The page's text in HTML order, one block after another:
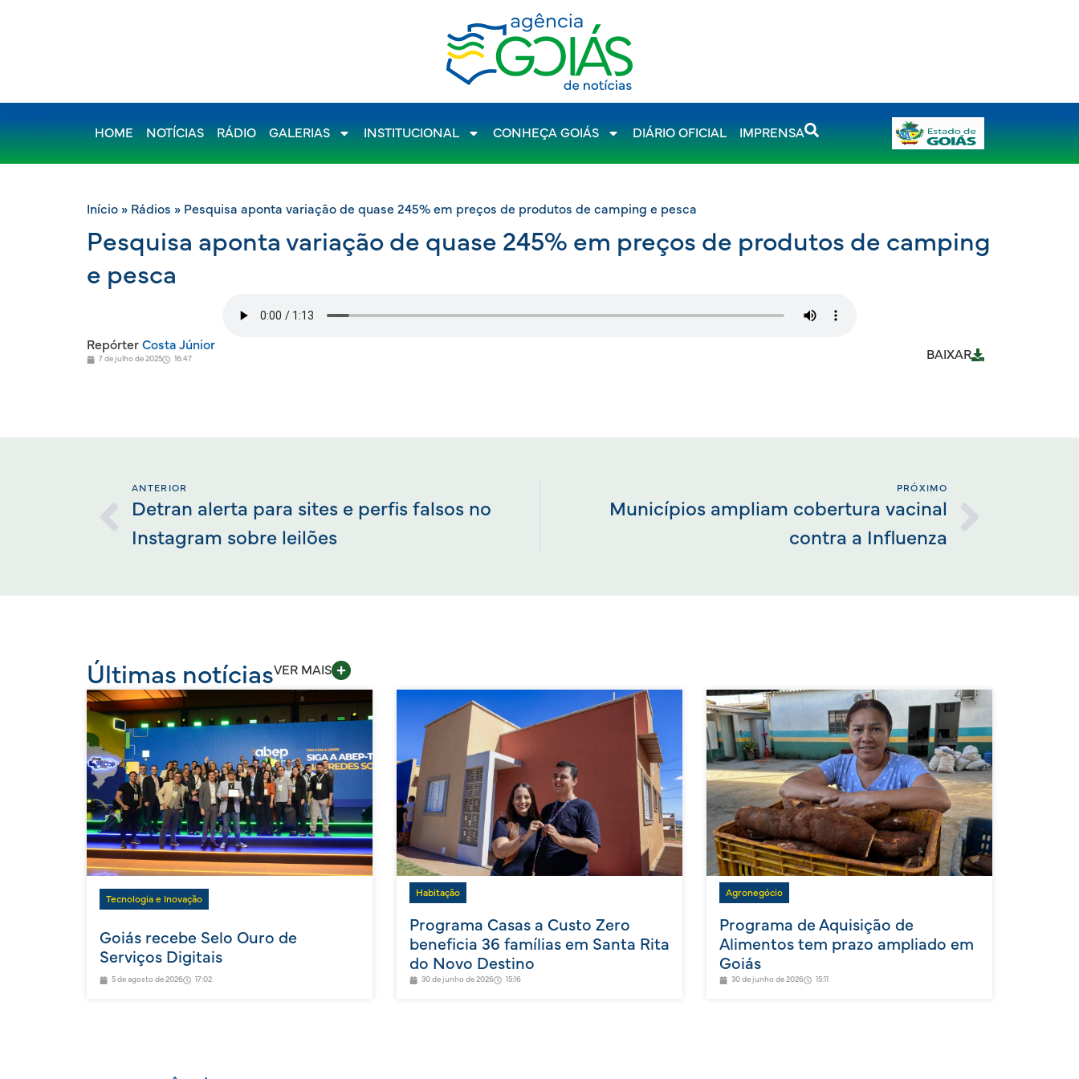
HOME NOTÍCIAS RÁDIO GALERIAS INSTITUCIONAL CONHEÇA GOIÁS DIÁRIO OFICIAL IMPRENSA
Início » Rádios » Pesquisa aponta variação de quase 245% em preços de produtos de camping e pesca
Pesquisa aponta variação de quase 245% em preços de produtos de camping
e pesca
Repórter Costa Júnior
7 de julho de 2025 16:47 BAIXAR
ANTERIOR
Detran alerta para sites e perfis falsos no
Instagram sobre leilões
PRÓXIMO
Municípios ampliam cobertura vacinal
contra a Influenza
Últimas notíciasVER MAIS
Tecnologia e Inovação
Goiás recebe Selo Ouro de
Serviços Digitais
5 de agosto de 2026 17:02
Habitação
Programa Casas a Custo Zero
beneficia 36 famílias em Santa Rita
do Novo Destino
30 de junho de 2026 15:16
Agronegócio
Programa de Aquisição de
Alimentos tem prazo ampliado em
Goiás
30 de junho de 2026 15:11